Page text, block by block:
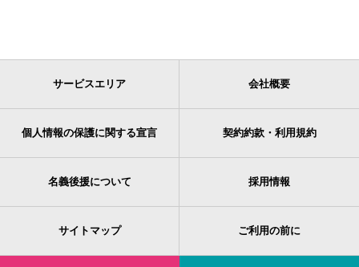
サービスエリア 会社概要
個人情報の保護に関する宣言 契約約款・利用規約
名義後援について 採用情報
サイトマップ ご利用の前に